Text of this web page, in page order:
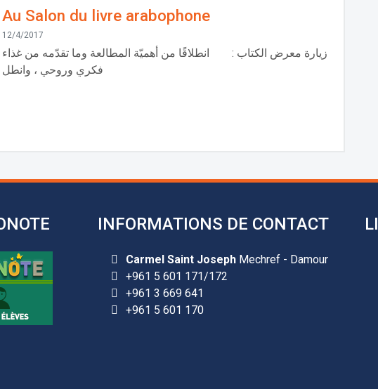
Au Salon du livre arabophone
12/4/2017
زيارة معرض الكتاب : انطلاقًا من أهميّة المطالعة وما تقدّمه من غذاء
فكري وروحي ، وانطل
INFORMATIONS DE CONTACT
Carmel Saint JosephMechref - Damour
+961 5 601 171/172
+961 3 669 641
+961 5 601 170